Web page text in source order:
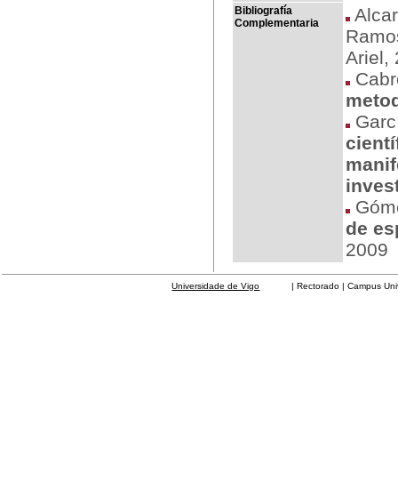
Bibliografía
Complementaria
Ariel,
de
2009
Universidade de Vigo | Rectorado | Campus